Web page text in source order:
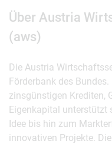
Über Austria
(aws)
Die Austria
Förderbank des
zinsgünstigen Krediten,
Eigenkapital unterstützt
Idee bis hin zum
innovativen Projekte.